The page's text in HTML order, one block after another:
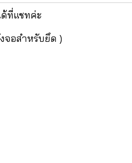
ที่แชทค่ะ
จอสำหรับยึด )